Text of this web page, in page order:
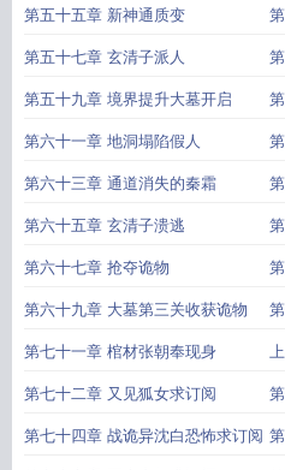
第五十五章 新神通质变
第五十七章 玄清子派人
第五十九章 境界提升大墓开启
第六十一章 地洞塌陷假人
第六十三章 通道消失的秦霜
第六十五章 玄清子溃逃
第六十七章 抢夺诡物
第六十九章 大墓第三关收获诡物
第七十一章 棺材张朝奉现身
第七十二章 又见狐女求订阅
第七十四章 战诡异沈白恐怖求订阅